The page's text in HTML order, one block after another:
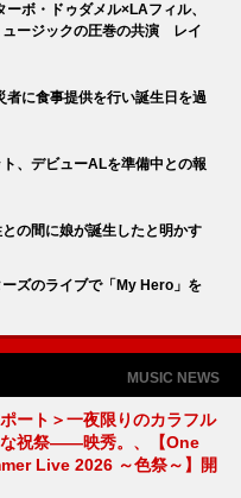
ボ・ドゥダメル×LAフィル、
ュージックの圧巻の共演 レイ
に食事提供を行い誕生日を過
、デビューALを準備中との報
の間に娘が誕生したと明かす
ズのライブで「My Hero」を
MUSIC NEWS
ート＞一夜限りのカラフル
な祝祭――映秀。、【One
Live 2026 ～色祭～】開